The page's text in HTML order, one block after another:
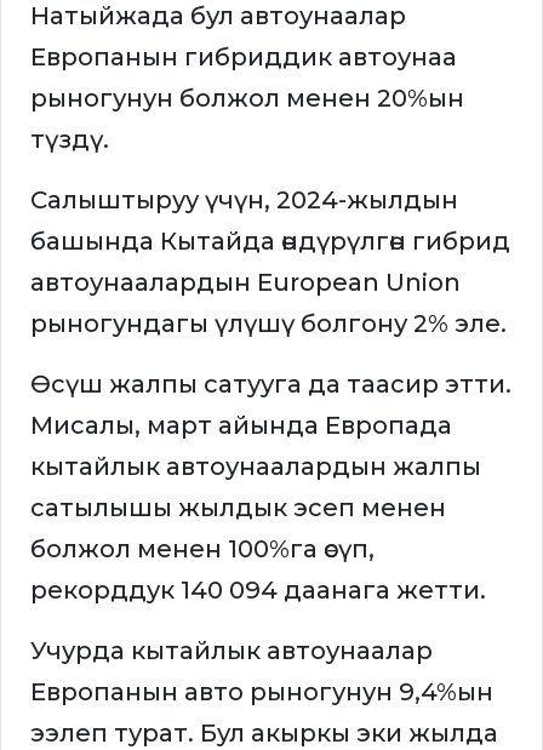
Натыйжада бул автоунаалар
Европанын гибриддик автоунаа
рыногунун болжол менен 20%ын
түздү.
Салыштыруу үчүн, 2024-жылдын
башында Кытайда өндүрүлгөн гибрид
автоунаалардын European Union
рыногундагы үлүшү болгону 2% эле.
Өсүш жалпы сатууга да таасир этти.
Мисалы, март айында Европада
кытайлык автоунаалардын жалпы
сатылышы жылдык эсеп менен
болжол менен 100%га өсүп,
рекорддук 140 094 даанага жетти.
Учурда кытайлык автоунаалар
Европанын авто рыногунун 9,4%ын
ээлеп турат. Бул акыркы эки жылда